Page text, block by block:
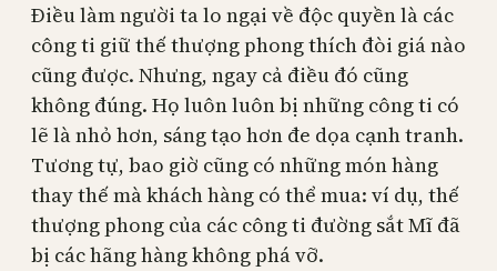
Điều làm người ta lo ngại về độc quyền là các
công ti giữ thế thượng phong thích đòi giá nào
cũng được. Nhưng, ngay cả điều đó cũng
không đúng. Họ luôn luôn bị những công ti có
lẽ là nhỏ hơn, sáng tạo hơn đe dọa cạnh tranh.
Tương tự, bao giờ cũng có những món hàng
thay thế mà khách hàng có thể mua: ví dụ, thế
thượng phong của các công ti đường sắt Mĩ đã
bị các hãng hàng không phá vỡ.